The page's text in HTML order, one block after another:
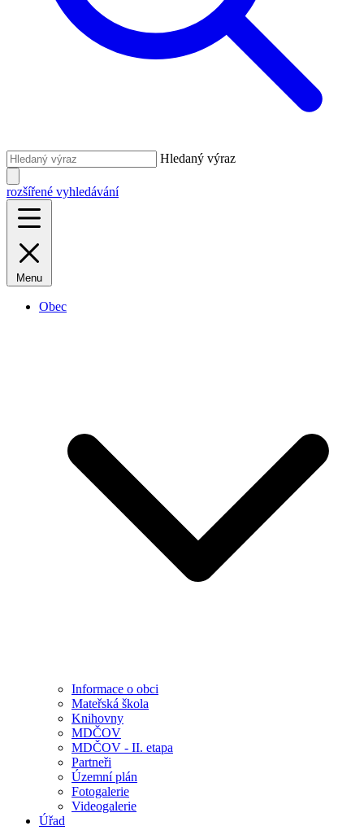
Hledaný výraz
rozšířené vyhledávání
Menu
Obec
Informace o obci
Mateřská škola
Knihovny
MDČOV
MDČOV - II. etapa
Partneři
Územní plán
Fotogalerie
Videogalerie
Úřad